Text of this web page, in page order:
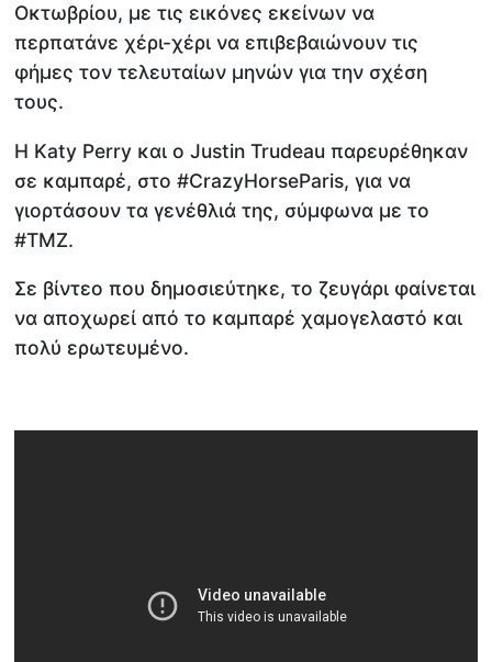
Οκτωβρίου, με τις εικόνες εκείνων να
περπατάνε χέρι-χέρι να επιβεβαιώνουν τις
φήμες τον τελευταίων μηνών για την σχέση
τους.
Η Katy Perry και ο Justin Trudeau παρευρέθηκαν
σε καμπαρέ, στο #CrazyHorseParis, για να
γιορτάσουν τα γενέθλιά της, σύμφωνα με το
#TMZ.
Σε βίντεο που δημοσιεύτηκε, το ζευγάρι φαίνεται
να αποχωρεί από το καμπαρέ χαμογελαστό και
πολύ ερωτευμένο.